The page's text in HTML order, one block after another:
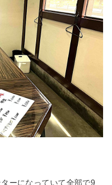
ーになっていて全部で9